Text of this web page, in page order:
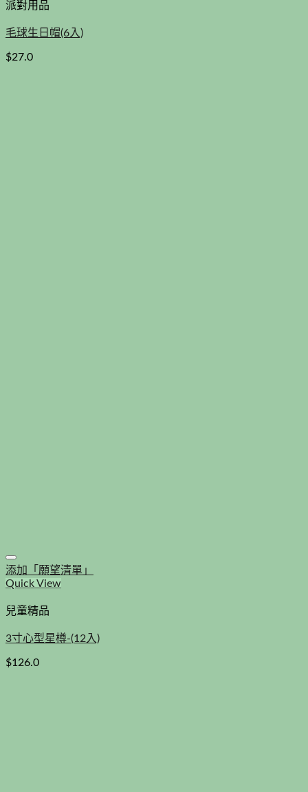
派對用品
毛球生日帽(6入)
$27.0
添加「願望清單」
Quick View
兒童精品
3寸心型星樽-(12入)
$126.0